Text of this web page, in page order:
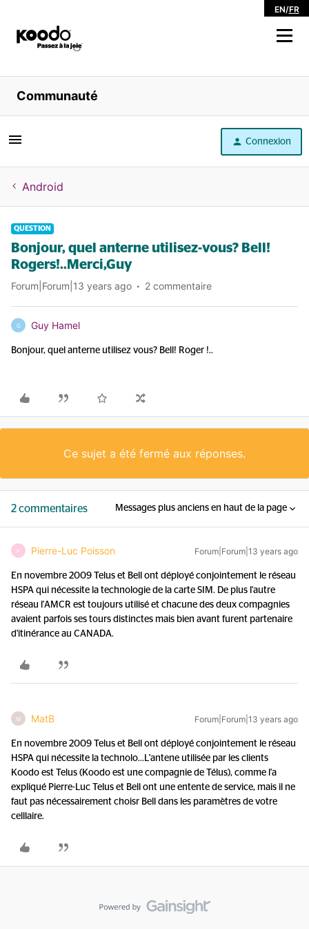
EN/FR
Magasiner
Libre service
Aide
Communauté
Connexion
Android
QUESTION
Bonjour, quel anterne utilisez-vous? Bell!
Rogers!..Merci,Guy
Forum|Forum|13 years ago 2 commentaire
G Guy Hamel
Bonjour, quel anterne utilisez vous? Bell! Roger !..
Ce sujet a été fermé aux réponses.
2 commentaires Messages plus anciens en haut de la page
P Pierre-Luc Poisson Forum|Forum|13 years ago
En novembre 2009 Telus et Bell ont déployé conjointement le réseau
HSPA qui nécessite la technologie de la carte SIM. De plus l'autre
réseau l'AMCR est toujours utilisé et chacune des deux compagnies
avaient parfois ses tours distinctes mais bien avant furent partenaire
d'itinérance au CANADA.
M MatB Forum|Forum|13 years ago
En novembre 2009 Telus et Bell ont déployé conjointement le réseau
HSPA qui nécessite la technolo...L'antene utilisée par les clients
Koodo est Telus (Koodo est une compagnie de Télus), comme l'a
expliqué Pierre-Luc Telus et Bell ont une entente de service, mais il ne
faut pas nécessairement choisr Bell dans les paramètres de votre
celllaire.